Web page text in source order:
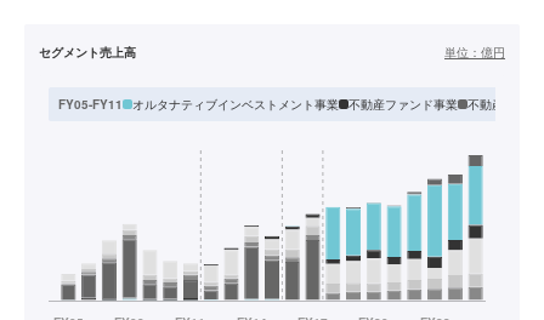
セグメント売上高 単位： 億円
FY05-FY11 オルタナティブインベストメント事業 不動産ファンド事業 不動産流動化